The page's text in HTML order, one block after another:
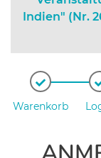
Indien" (Nr.
Warenkorb